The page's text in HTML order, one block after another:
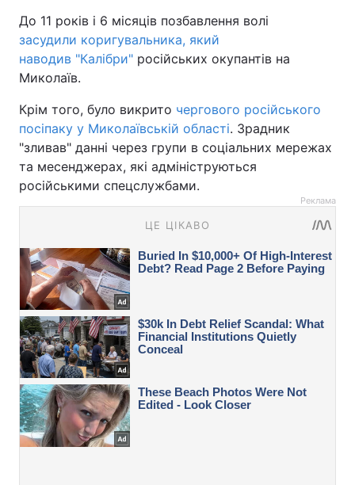
До 11 років і 6 місяців позбавлення волі
засудили коригувальника, який
наводив "Калібри" російських окупантів на
Миколаїв.
Крім того, було викрито чергового російського
посіпаку у Миколаївській області. Зрадник
"зливав" данні через групи в соціальних мережах
та месенджерах, які адмініструються
російськими спецслужбами.
Реклама